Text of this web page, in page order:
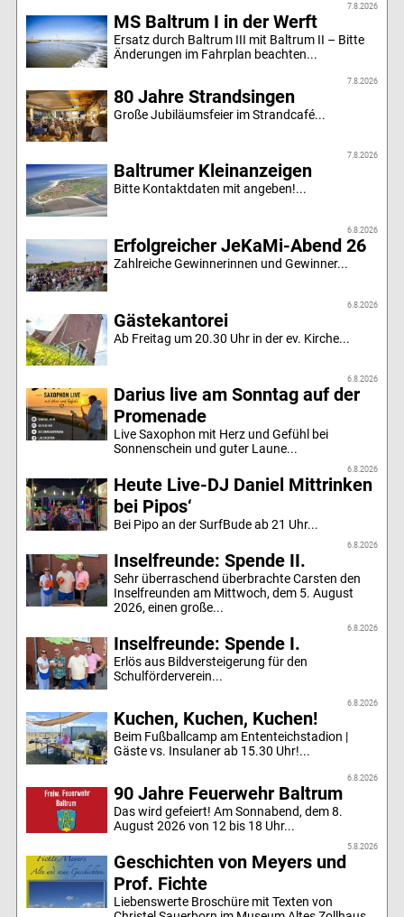
7.8.2026
MS Baltrum I in der Werft
Ersatz durch Baltrum III mit Baltrum II – Bitte
Änderungen im Fahrplan beachten...
7.8.2026
80 Jahre Strandsingen
Große Jubiläumsfeier im Strandcafé...
7.8.2026
Baltrumer Kleinanzeigen
Bitte Kontaktdaten mit angeben!...
6.8.2026
Erfolgreicher JeKaMi-Abend 26
Zahlreiche Gewinnerinnen und Gewinner...
6.8.2026
Gästekantorei
Ab Freitag um 20.30 Uhr in der ev. Kirche...
6.8.2026
Darius live am Sonntag auf der
Promenade
Live Saxophon mit Herz und Gefühl bei
Sonnenschein und guter Laune...
6.8.2026
Heute Live-DJ Daniel Mittrinken
bei Pipos‘
Bei Pipo an der SurfBude ab 21 Uhr...
6.8.2026
Inselfreunde: Spende II.
Sehr überraschend überbrachte Carsten den
Inselfreunden am Mittwoch, dem 5. August
2026, einen große...
6.8.2026
Inselfreunde: Spende I.
Erlös aus Bildversteigerung für den
Schulförderverein...
6.8.2026
Kuchen, Kuchen, Kuchen!
Beim Fußballcamp am Ententeichstadion |
Gäste vs. Insulaner ab 15.30 Uhr!...
6.8.2026
90 Jahre Feuerwehr Baltrum
Das wird gefeiert! Am Sonnabend, dem 8.
August 2026 von 12 bis 18 Uhr...
5.8.2026
Geschichten von Meyers und
Prof. Fichte
Liebenswerte Broschüre mit Texten von